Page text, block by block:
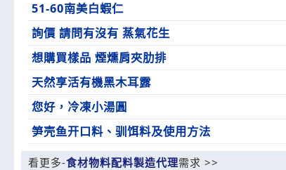
51-60南美白蝦仁
詢價 請問有沒有 蒸氣花生
想購買樣品 煙燻肩夾肋排
天然享活有機黑木耳露
您好，冷凍小湯圓
笋壳鱼开口料、驯饵料及使用方法
看更多-食材物料配料製造代理需求 >>